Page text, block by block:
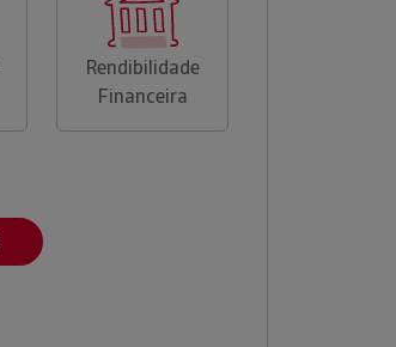
Rendibilidade
Financeira